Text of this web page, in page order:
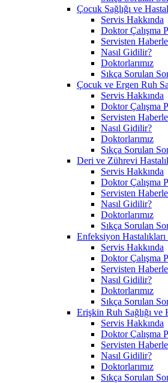
Çocuk Sağlığı ve
Servis Hakkında
Doktor Çalışma
Servisten
Nasıl Gidilir?
Doktorlarımız
Sıkça Sorulan
Çocuk ve Ergen Ruh
Servis Hakkında
Doktor Çalışma
Servisten
Nasıl Gidilir?
Doktorlarımız
Sıkça Sorulan
Deri ve Zührevi
Servis Hakkında
Doktor Çalışma
Servisten
Nasıl Gidilir?
Doktorlarımız
Sıkça Sorulan
Enfeksiyon
Servis Hakkında
Doktor Çalışma
Servisten
Nasıl Gidilir?
Doktorlarımız
Sıkça Sorulan
Erişkin Ruh Sağlığı ve
Servis Hakkında
Doktor Çalışma
Servisten
Nasıl Gidilir?
Doktorlarımız
Sıkça Sorulan